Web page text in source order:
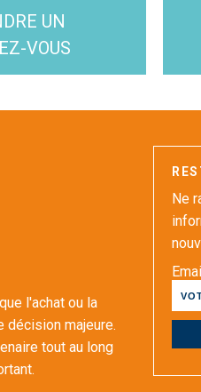
UN
VOUS
l'achat ou la
décision majeure.
tout au long
Ne